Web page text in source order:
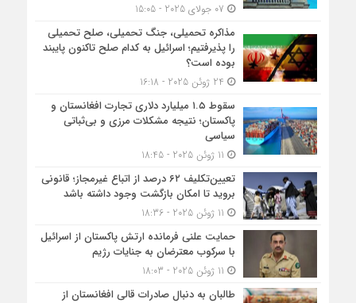
مذاکره تحمیلی، جنگ تحمیلی، صلح تحمیلی
را پذیرفتیم؛ اسرائیل به کدام صلح تاکنون پایبند
بوده است؟
سقوط ۱.۵ میلیارد دلاری تجارت افغانستان و
پاکستان؛ نتیجه مشکلات مرزی و بی‌ثباتی
سیاسی
تعیین‌تکلیف ۶۲ درصد از اتباع غیرمجاز؛ قانونی
بروید تا امکان بازگشت وجود داشته باشد
حمایت علنی فرمانده ارتش پاکستان از اسرائیل
با سرکوب معترضان به جنایات رژیم
طالبان به دنبال صادرات قالی افغانستان از